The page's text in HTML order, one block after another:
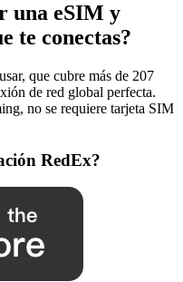
una eSIM y
te conectas?
que cubre más de 207
de red global perfecta.
no se requiere tarjeta SIM
RedEx?